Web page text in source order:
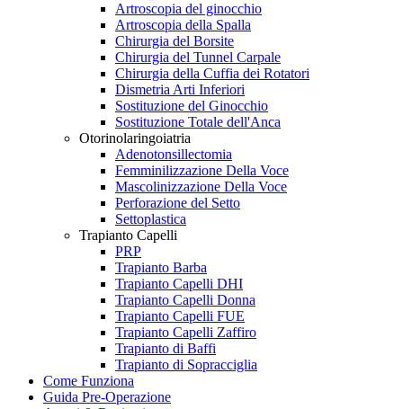
Artroscopia del ginocchio
Artroscopia della Spalla
Chirurgia del Borsite
Chirurgia del Tunnel Carpale
Chirurgia della Cuffia dei Rotatori
Dismetria Arti Inferiori
Sostituzione del Ginocchio
Sostituzione Totale dell'Anca
Otorinolaringoiatria
Adenotonsillectomia
Femminilizzazione Della Voce
Mascolinizzazione Della Voce
Perforazione del Setto
Settoplastica
Trapianto Capelli
PRP
Trapianto Barba
Trapianto Capelli DHI
Trapianto Capelli Donna
Trapianto Capelli FUE
Trapianto Capelli Zaffiro
Trapianto di Baffi
Trapianto di Sopracciglia
Come Funziona
Guida Pre-Operazione